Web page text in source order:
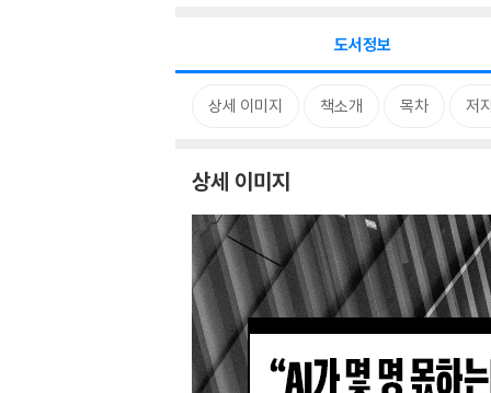
도서정보
상세 이미지 책소개 목차 저
상세 이미지